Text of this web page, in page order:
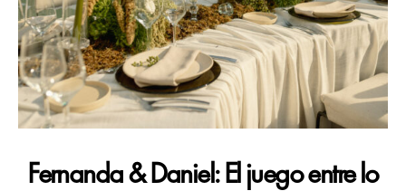
Fernanda & Daniel: El juego entre lo